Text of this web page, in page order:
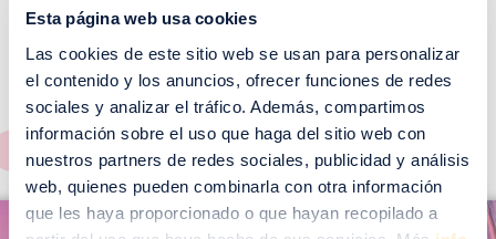
Esta página web usa cookies
Las cookies de este sitio web se usan para personalizar
el contenido y los anuncios, ofrecer funciones de redes
sociales y analizar el tráfico. Además, compartimos
información sobre el uso que haga del sitio web con
nuestros partners de redes sociales, publicidad y análisis
web, quienes pueden combinarla con otra información
que les haya proporcionado o que hayan recopilado a
¡No te pierdas nuestros
EVENTOS!
Ver todos >
m